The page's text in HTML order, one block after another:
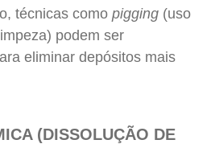
técnicas como pigging (uso
podem ser
eliminar depósitos mais
(DISSOLUÇÃO DE